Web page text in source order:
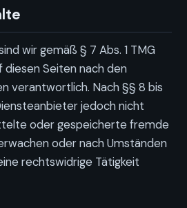
wir gemäß § 7 Abs. 1 TMG
diesen Seiten nach den
verantwortlich. Nach §§ 8 bis
jedoch nicht
oder gespeicherte fremde
oder nach Umständen
rechtswidrige Tätigkeit